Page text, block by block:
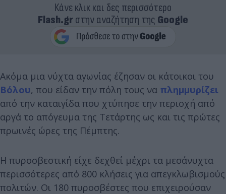
Κάνε κλικ και δες περισσότερο
Flash.grστην αναζήτηση της Google
Ακόμα μια νύχτα αγωνίας έζησαν οι κάτοικοι του
Βόλου, που είδαν την πόλη τους να πλημμυρίζει
από την καταιγίδα που χτύπησε την περιοχή από
αργά το απόγευμα της Τετάρτης ως και τις πρώτες
πρωινές ώρες της Πέμπτης.
Η πυροσβεστική είχε δεχθεί μέχρι τα μεσάνυχτα
περισσότερες από 800 κλήσεις για απεγκλωβισμούς
πολιτών. Οι 180 πυροσβέστες που επιχειρούσαν